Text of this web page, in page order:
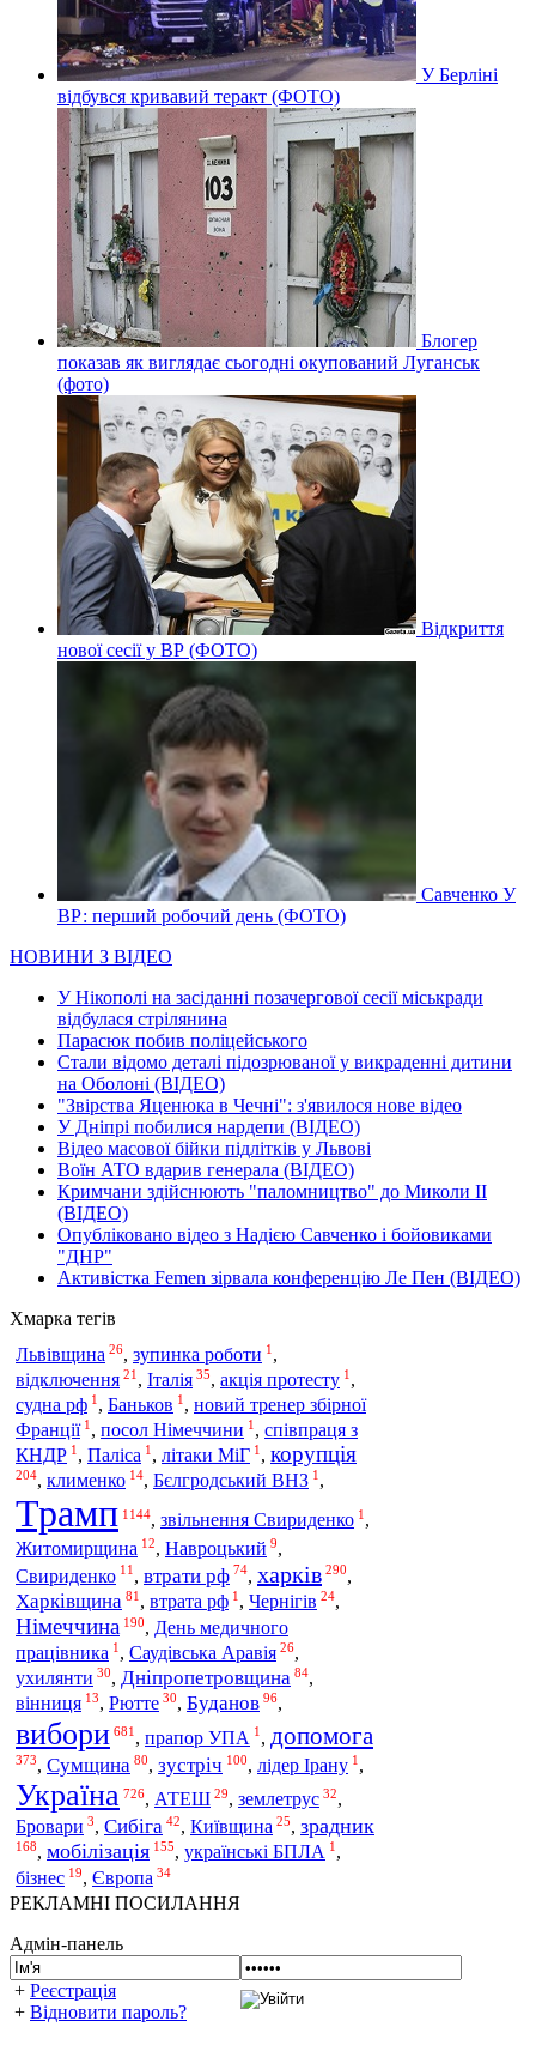
У Берліні
відбувся кривавий теракт (ФОТО)
Блогер
показав як виглядає сьогодні окупований Луганськ
(фото)
Відкриття
нової сесії у ВР (ФОТО)
Савченко У
ВР: перший робочий день (ФОТО)
НОВИНИ З ВІДЕО
У Нікополі на засіданні позачергової сесії міськради
відбулася стрілянина
Парасюк побив поліцейського
Стали відомо деталі підозрюваної у викраденні дитини
на Оболоні (ВІДЕО)
"Звірства Яценюка в Чечні": з'явилося нове відео
У Дніпрі побилися нардепи (ВІДЕО)
Відео масової бійки підлітків у Львові
Воїн АТО вдарив генерала (ВІДЕО)
Кримчани здійснюють "паломництво" до Миколи ІІ
(ВІДЕО)
Опубліковано відео з Надією Савченко і бойовиками
"ДНР"
Активістка Femen зірвала конференцію Ле Пен (ВІДЕО)
Хмарка тегів
Львівщина 26, зупинка роботи 1 ,
відключення 21 , Італія 35, акція протесту 1 ,
судна рф 1 , Баньков 1 , новий тренер збірної
Франції 1 , посол Німеччини 1 , співпраця з
КНДР 1 , Паліса 1 , літаки МіГ 1 , корупція
204, клименко 14, Бєлгродський ВНЗ 1 ,
Трамп 1144, звільнення Свириденко 1 ,
Житомирщина 12, Навроцький 9,
Свириденко 11 , втрати рф 74, харків 290,
Харківщина 81 , втрата рф 1 , Чернігів 24,
Німеччина 190, День медичного
працівника 1 , Саудівська Аравія 26,
ухилянти 30, Дніпропетровщина 84,
вінниця 13, Рютте 30, Буданов 96,
вибори 681, прапор УПА 1, допомога
373, Сумщина 80, зустріч 100, лідер Ірану 1 ,
Україна 726, АТЕШ 29, землетрус 32,
Бровари 3, Сибіга 42, Київщина 25, зрадник
168, мобілізація 155, українські БПЛА 1,
бізнес 19, Європа 34
РЕКЛАМНІ ПОСИЛАННЯ
Адмін-панель
+ Реєстрація
+ Відновити пароль?